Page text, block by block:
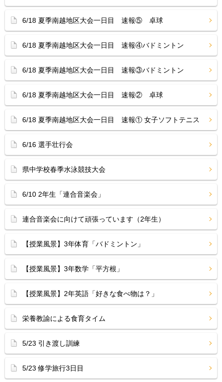
6/18 夏季南越地区大会一日目 速報⑤ 卓球
6/18 夏季南越地区大会一日目 速報④バドミントン
6/18 夏季南越地区大会一日目 速報③バドミントン
6/18 夏季南越地区大会一日目 速報② 卓球
6/18 夏季南越地区大会一日目 速報① 女子ソフトテニス
6/16 選手壮行会
県中学校春季水泳競技大会
6/10 2年生「連合音楽会」
連合音楽会に向けて頑張っています（2年生）
【授業風景】3年体育「バドミントン」
【授業風景】3年数学「平方根」
【授業風景】2年英語「好きな食べ物は？」
栄養教諭による食育タイム
5/23 引き渡し訓練
5/23 修学旅行3日目